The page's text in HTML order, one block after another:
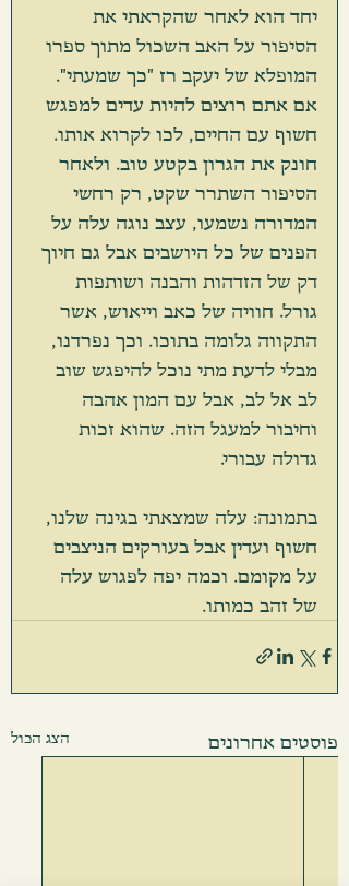
יחד הוא לאחר שהקראתי את
הסיפור על האב השכול מתוך ספרו
המופלא של יעקב רז "כך שמעתי".
אם אתם רוצים להיות עדים למפגש
חשוף עם החיים, לכו לקרוא אותו.
חונק את הגרון בקטע טוב. ולאחר
הסיפור השתרר שקט, רק רחשי
המדורה נשמעו, עצב נוגה עלה על
הפנים של כל היושבים אבל גם חיוך
דק של הזדהות והבנה ושותפות
גורל. חוויה של כאב וייאוש, אשר
התקווה גלומה בתוכו. וכך נפרדנו,
מבלי לדעת מתי נוכל להיפגש שוב
לב אל לב, אבל עם המון אהבה
וחיבור למעגל הזה. שהוא זכות
גדולה עבורי.
בתמונה: עלה שמצאתי בגינה שלנו,
חשוף ועדין אבל בעורקים הניצבים
על מקומם. וכמה יפה לפגוש עלה
של זהב כמותו.
פוסטים אחרונים הצג הכול